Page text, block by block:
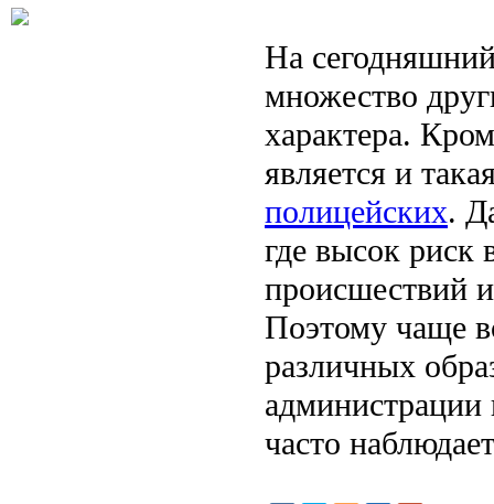
На
множество
характера.
является и
полицейских.
где высок риск
происшествий
Поэтому чаще
различных
администрации
часто